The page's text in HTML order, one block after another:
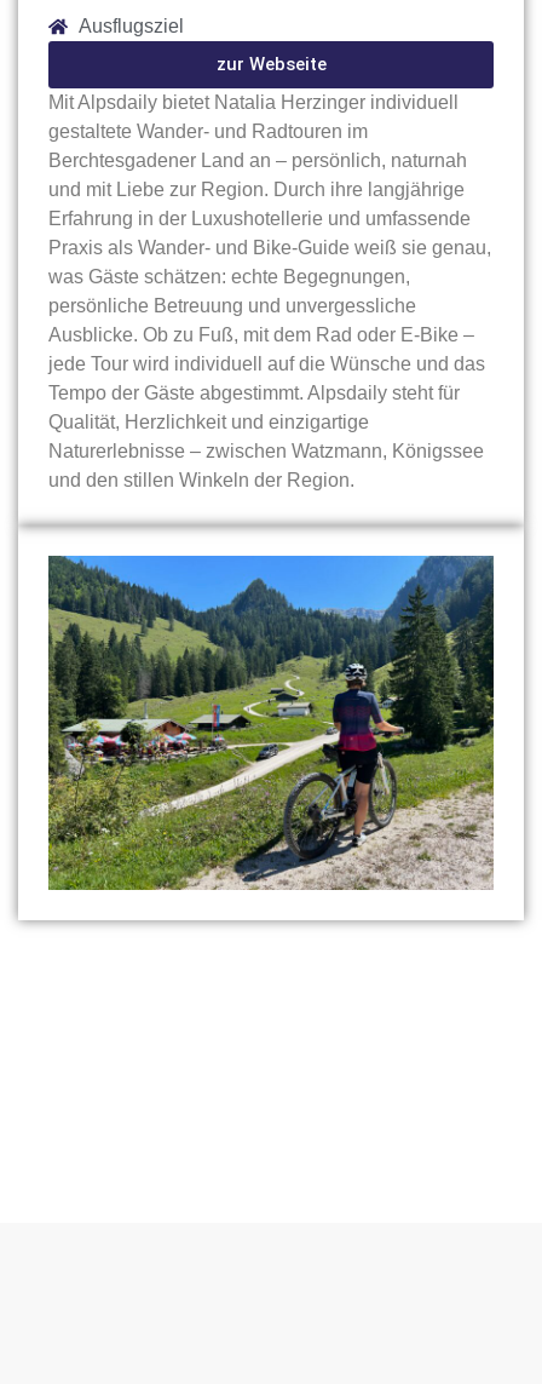
Ausflugsziel
zur Webseite
Mit Alpsdaily bietet Natalia Herzinger individuell
gestaltete Wander- und Radtouren im
Berchtesgadener Land an – persönlich, naturnah
und mit Liebe zur Region. Durch ihre langjährige
Erfahrung in der Luxushotellerie und umfassende
Praxis als Wander- und Bike-Guide weiß sie genau,
was Gäste schätzen: echte Begegnungen,
persönliche Betreuung und unvergessliche
Ausblicke. Ob zu Fuß, mit dem Rad oder E-Bike –
jede Tour wird individuell auf die Wünsche und das
Tempo der Gäste abgestimmt. Alpsdaily steht für
Qualität, Herzlichkeit und einzigartige
Naturerlebnisse – zwischen Watzmann, Königssee
und den stillen Winkeln der Region.